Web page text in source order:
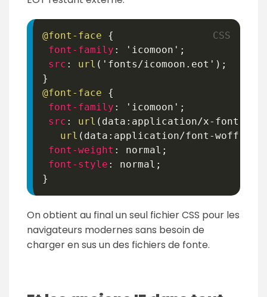
@font-face
{
font-family : 'icomoon' ;
src : url ( 'fonts/icomoon.eot' ) ;
}
@font-face
{
font-family : 'icomoon' ;
src : url ( data:application/x-font-
url ( data:application/font-
font-weight : normal ;
font-style : normal ;
}
On obtient au final un seul fichier CSS pour les
navigateurs modernes sans besoin de
charger en sus un des fichiers de fonte.